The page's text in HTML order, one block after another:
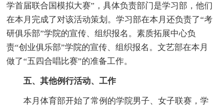
学首届联合国模拟大赛”，具体负责部门是学习部，他们
在本月完成了对该活动策划。学习部在本月还负责了“考
研俱乐部”学院的宣传、组织报名。素质拓展中心负
责“创业俱乐部”学院的宣传、组织报名。文艺部在本月
做了“五四合唱比赛”的准备工作。
五、其他例行活动、工作
本月体育部开始了常例的学院男子、女子联赛，学